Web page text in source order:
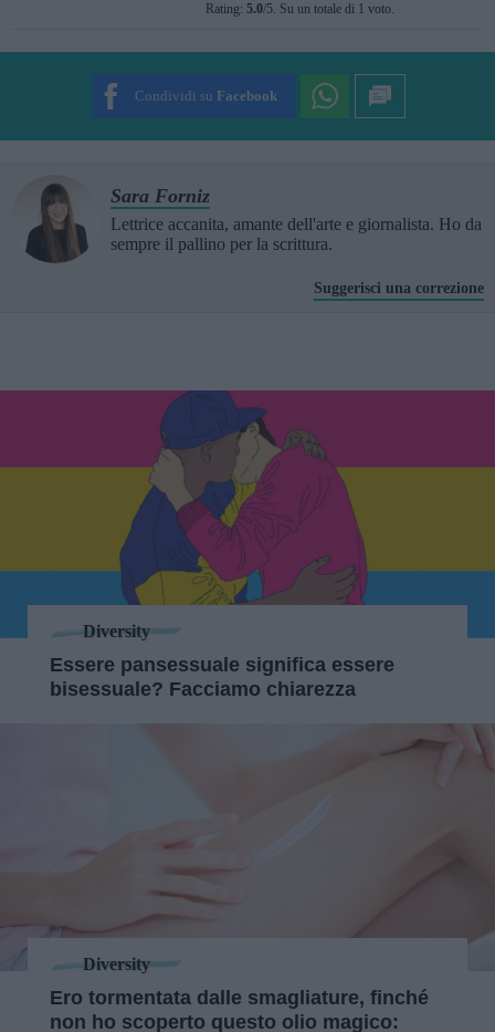
SUBMIT RATING
Rating: 5.0/5. Su un totale di 1 voto.
Condividi su Facebook
Sara Forniz
Lettrice accanita, amante dell'arte e giornalista. Ho da
sempre il pallino per la scrittura.
Suggerisci una correzione
Diversity
Essere pansessuale significa essere
bisessuale? Facciamo chiarezza
Diversity
Ero tormentata dalle smagliature, finché
non ho scoperto questo olio magico: